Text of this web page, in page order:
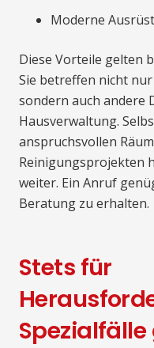
Moderne
Diese Vorteile gelten
Sie betreffen nicht
sondern auch andere
Hausverwaltung.
anspruchsvollen
Reinigungsprojekten
weiter. Ein Anruf
Beratung zu erhalten.
Stets für